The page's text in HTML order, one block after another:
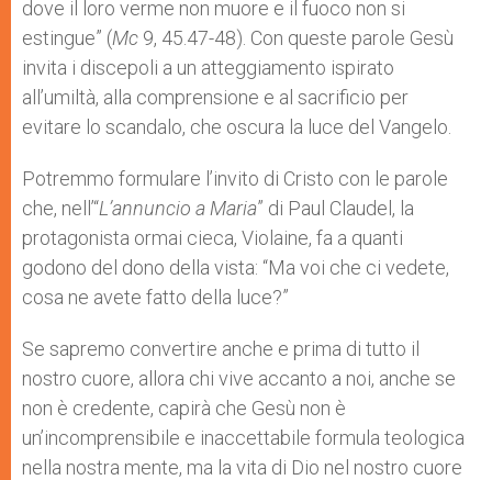
dove il loro verme non muore e il fuoco non si
estingue” (Mc 9, 45.47-48). Con queste parole Gesù
invita i discepoli a un atteggiamento ispirato
all’umiltà, alla comprensione e al sacrificio per
evitare lo scandalo, che oscura la luce del Vangelo.
Potremmo formulare l’invito di Cristo con le parole
che, nell’“L’annuncio a Maria” di Paul Claudel, la
protagonista ormai cieca, Violaine, fa a quanti
godono del dono della vista: “Ma voi che ci vedete,
cosa ne avete fatto della luce?”
Se sapremo convertire anche e prima di tutto il
nostro cuore, allora chi vive accanto a noi, anche se
non è credente, capirà che Gesù non è
un’incomprensibile e inaccettabile formula teologica
nella nostra mente, ma la vita di Dio nel nostro cuore